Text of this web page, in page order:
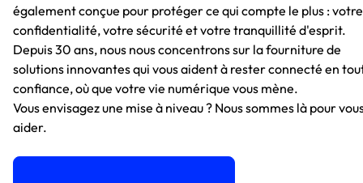
également conçue pour protéger ce qui compte le plus : votre
confidentialité, votre sécurité et votre tranquillité d'esprit.
Depuis 30 ans, nous nous concentrons sur la fourniture de
solutions innovantes qui vous aident à rester connecté en
confiance, où que votre vie numérique vous mène.
Vous envisagez une mise à niveau ? Nous sommes là pour
aider.